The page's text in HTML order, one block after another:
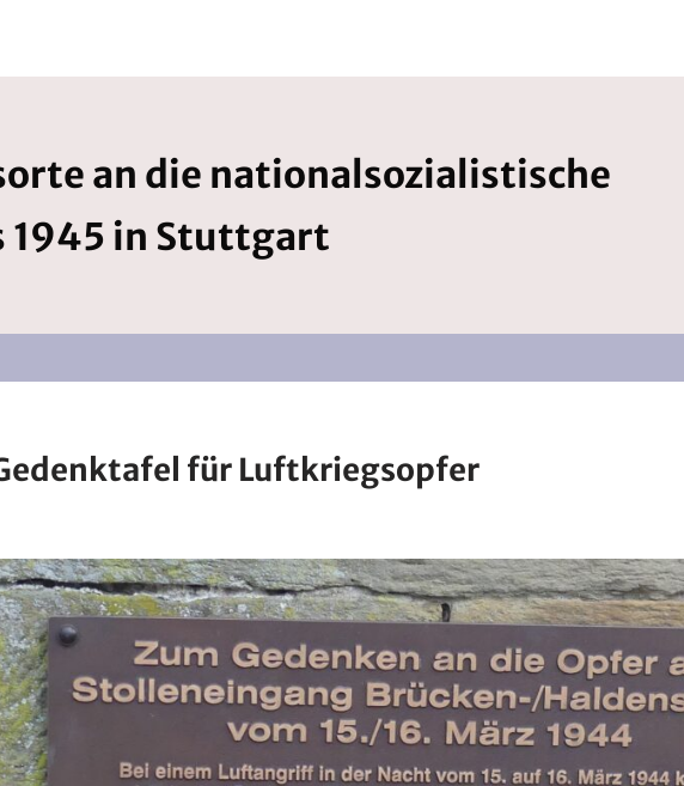
an die nationalsozialistische
1945 in Stuttgart
für Luftkriegsopfer